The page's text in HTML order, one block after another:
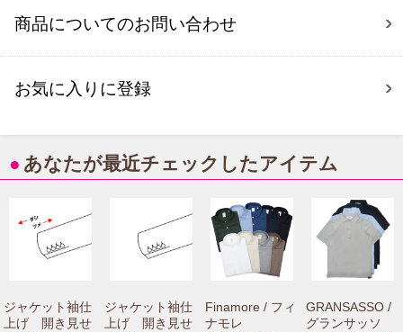
商品についてのお問い合わせ
お気に入りに登録
● あなたが最近チェックしたアイテム
ジャケット袖仕
上げ 開き見せ
ジャケット袖仕
上げ 開き見せ
Finamore / フィ
ナモレ
GRANSASSO /
グランサッソ